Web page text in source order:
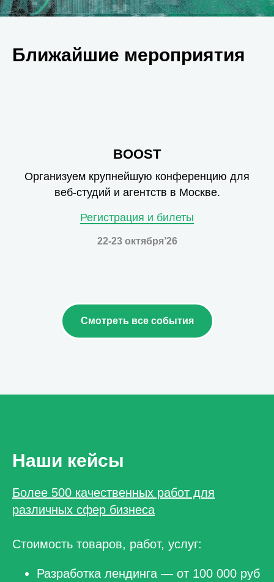
Ближайшие мероприятия
BOOST
Организуем крупнейшую конференцию для
веб-студий и агентств в Москве.
Регистрация и билеты
22-23 октября’26
Смотреть все события
Наши кейсы
Более 500 качественных работ для
различных сфер бизнеса
Стоимость товаров, работ, услуг:
Разработка лендинга — от 100 000 руб